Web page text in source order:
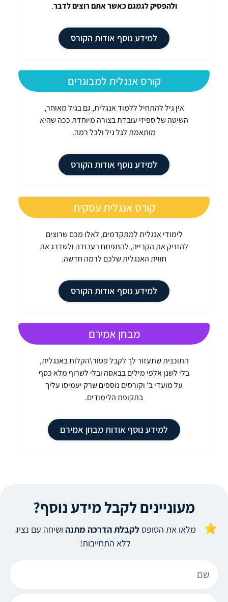
ולהפסיק לגמגם כאשר אתם רוצים לדבר.
למידע נוסף אודות הקורס
קורס אנגלית למבוגרים
אין גיל להתחיל ללמוד אנגלית, גם בגיל מאוחר,
השיטה של ספיזי עובדת בצורה מיוחדת ככה שהיא
מותאמת לגל גיל ולכל רמה.
למידע נוסף אודות הקורס
קורס אנגלית עסקית
לימודי אנגלית למתקדמים, לאלו מכם שרוצים
להזניק את הקרייה, להתפתח בעבודה ולשדרג את
חווית האנגלית שלכם לרמה חדשה.
למידע נוסף אודות הקורס
מבחן אמירם
התוכנית שתעזור לך לקבל פטור\הקלות באנגלית,
בלי לשנן אלפי מילים בבאסה ובלי לשרוף מלא כסף
על מועדי ב' וקורסים נוספים שרק יעמיסו עליך
בתקופת הלימודים.
למידע נוסף אודות מבחן אמירם
מעוניינים לקבל מידע נוסף?
מלאו את הטופסלקבלת הדרכה מתנה ושיחה עם נציג
ללא התחייבות!